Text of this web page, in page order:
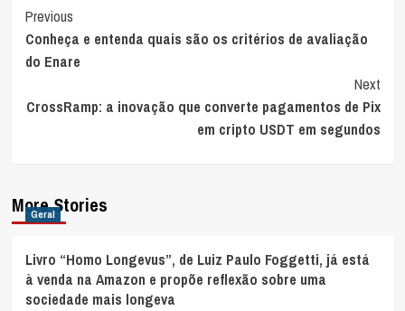
Post
Navigation
Previous
Conheça e entenda quais são os critérios de avaliação
do Enare
Next
CrossRamp: a inovação que converte pagamentos de Pix
em cripto USDT em segundos
More Stories
Geral
Livro “Homo Longevus”, de Luiz Paulo Foggetti, já está
à venda na Amazon e propõe reflexão sobre uma
sociedade mais longeva